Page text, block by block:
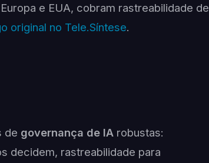
e EUA, cobram rastreabilidade de
original no Tele.Síntese.
de governança de IA robustas:
decidem, rastreabilidade para